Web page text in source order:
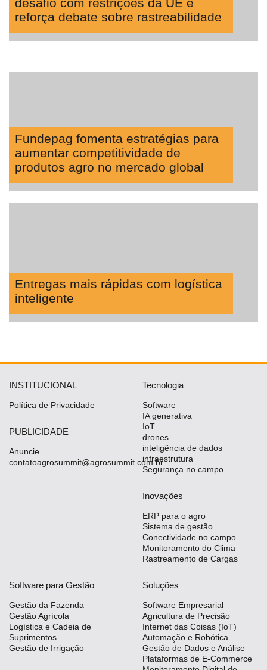
reforça debate sobre rastreabilidade
Fundepag fomenta estratégias para
aumentar competitividade de
produtos agro no mercado global
Entregas mais rápidas com logística
inteligente
INSTITUCIONAL
Política de Privacidade
PUBLICIDADE
Anuncie
contatoagrosummit@agrosummit.com.br
Tecnologia
Software
IA generativa
IoT
drones
inteligência de dados
infraestrutura
Segurança no campo
Inovações
ERP para o agro
Sistema de gestão
Conectividade no campo
Monitoramento do Clima
Rastreamento de Cargas
Software para Gestão
Gestão da Fazenda
Gestão Agrícola
Logística e Cadeia de
Suprimentos
Gestão de Irrigação
Soluções
Software Empresarial
Agricultura de Precisão
Internet das Coisas (IoT)
Automação e Robótica
Gestão de Dados e Análise
Plataformas de E-Commerce